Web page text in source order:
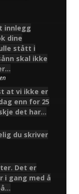
innlegg
dine
stått i
skal ikke
at vi ikke er
enn for 25
det har…
du skriver
Det er
i gang med å